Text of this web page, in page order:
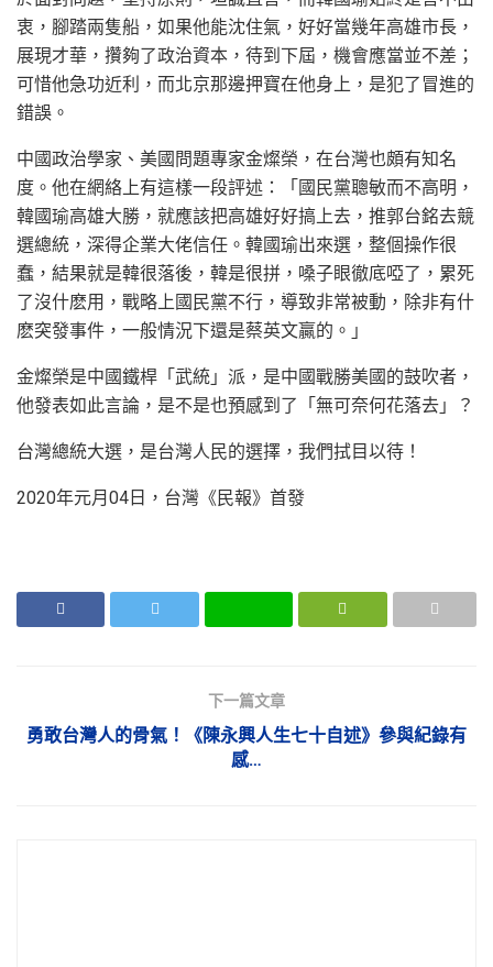
衷，腳踏兩隻船，如果他能沈住氣，好好當幾年高雄市長，
展現才華，攢夠了政治資本，待到下屆，機會應當並不差；
可惜他急功近利，而北京那邊押寶在他身上，是犯了冒進的
錯誤。
中國政治學家、美國問題專家金燦榮，在台灣也頗有知名
度。他在網絡上有這樣一段評述：「國民黨聰敏而不高明，
韓國瑜高雄大勝，就應該把高雄好好搞上去，推郭台銘去競
選總統，深得企業大佬信任。韓國瑜出來選，整個操作很
蠢，結果就是韓很落後，韓是很拼，嗓子眼徹底啞了，累死
了沒什麽用，戰略上國民黨不行，導致非常被動，除非有什
麽突發事件，一般情況下還是蔡英文贏的。」
金燦榮是中國鐵桿「武統」派，是中國戰勝美國的鼓吹者，
他發表如此言論，是不是也預感到了「無可奈何花落去」？
台灣總統大選，是台灣人民的選擇，我們拭目以待！
2020年元月04日，台灣《民報》首發
下一篇文章
勇敢台灣人的骨氣！《陳永興人生七十自述》參與紀錄有
感…